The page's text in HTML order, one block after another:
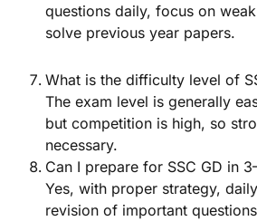
questions daily, focus on
solve previous year papers.
What is the difficulty level of
The exam level is generally
but competition is high, so
necessary.
Can I prepare for SSC GD in
Yes, with proper strategy,
revision of important